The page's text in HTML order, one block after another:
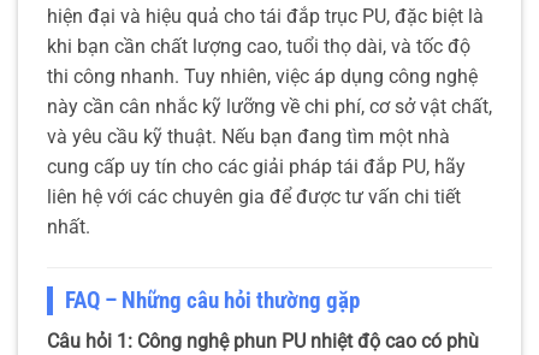
hiện đại và hiệu quả cho tái đắp trục PU, đặc biệt là
khi bạn cần chất lượng cao, tuổi thọ dài, và tốc độ
thi công nhanh. Tuy nhiên, việc áp dụng công nghệ
này cần cân nhắc kỹ lưỡng về chi phí, cơ sở vật chất,
và yêu cầu kỹ thuật. Nếu bạn đang tìm một nhà
cung cấp uy tín cho các giải pháp tái đắp PU, hãy
liên hệ với các chuyên gia để được tư vấn chi tiết
nhất.
FAQ – Những câu hỏi thường gặp
Câu hỏi 1: Công nghệ phun PU nhiệt độ cao có phù